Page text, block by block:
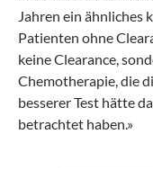
Jahren ein ähnliches
Patienten ohne
keine Clearance,
Chemotherapie, die
besserer Test hätte
betrachtet haben.»